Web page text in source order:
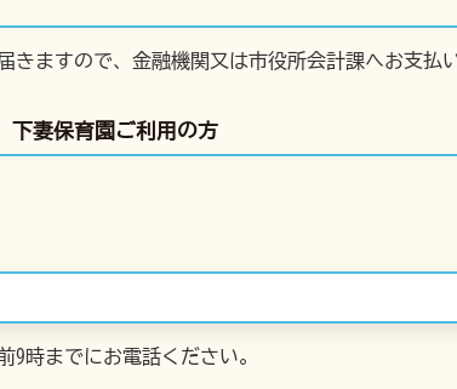
きますので、金融機関又は市役所会計課へお支払
下妻保育園ご利用の方
9時までにお電話ください。